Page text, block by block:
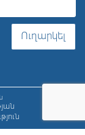
Ուղարկել